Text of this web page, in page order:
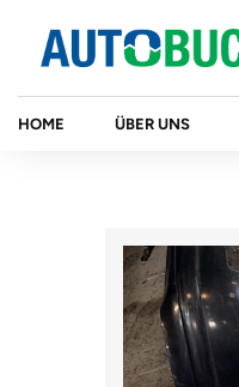
Inhalt
springen
HOME ÜBER UNS